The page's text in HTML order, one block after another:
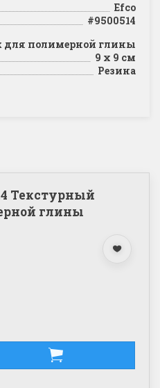
Efco
#9500514
для полимерной глины
9 x 9 см
Резина
Текстурный
глины